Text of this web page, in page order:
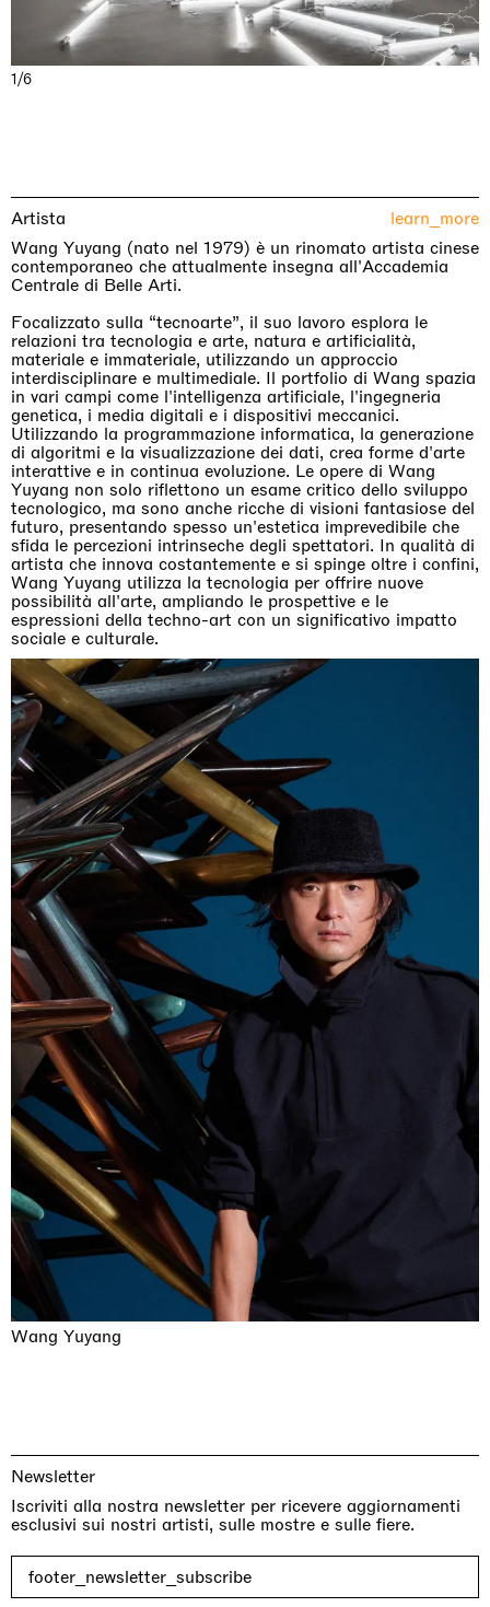
1/6
Artista learn_more
Wang Yuyang
Wang Yuyang (nato nel 1979) è un rinomato artista cinese
contemporaneo che attualmente insegna all'Accademia
Centrale di Belle Arti.
Focalizzato sulla “tecnoarte”, il suo lavoro esplora le
relazioni tra tecnologia e arte, natura e artificialità,
materiale e immateriale, utilizzando un approccio
interdisciplinare e multimediale. Il portfolio di Wang spazia
in vari campi come l'intelligenza artificiale, l'ingegneria
genetica, i media digitali e i dispositivi meccanici.
Utilizzando la programmazione informatica, la generazione
di algoritmi e la visualizzazione dei dati, crea forme d'arte
interattive e in continua evoluzione. Le opere di Wang
Yuyang non solo riflettono un esame critico dello sviluppo
tecnologico, ma sono anche ricche di visioni fantasiose del
futuro, presentando spesso un'estetica imprevedibile che
sfida le percezioni intrinseche degli spettatori. In qualità di
artista che innova costantemente e si spinge oltre i confini,
Wang Yuyang utilizza la tecnologia per offrire nuove
possibilità all'arte, ampliando le prospettive e le
espressioni della techno-art con un significativo impatto
sociale e culturale.
Newsletter
Iscriviti alla nostra newsletter per ricevere aggiornamenti
esclusivi sui nostri artisti, sulle mostre e sulle fiere.
footer_newsletter_subscribe